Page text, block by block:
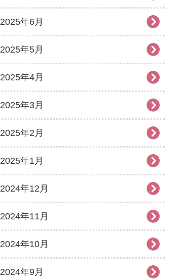
2025年6月
2025年5月
2025年4月
2025年3月
2025年2月
2025年1月
2024年12月
2024年11月
2024年10月
2024年9月